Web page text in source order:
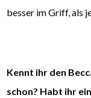
besser im Griff, als
Kennt ihr den
schon? Habt ihr